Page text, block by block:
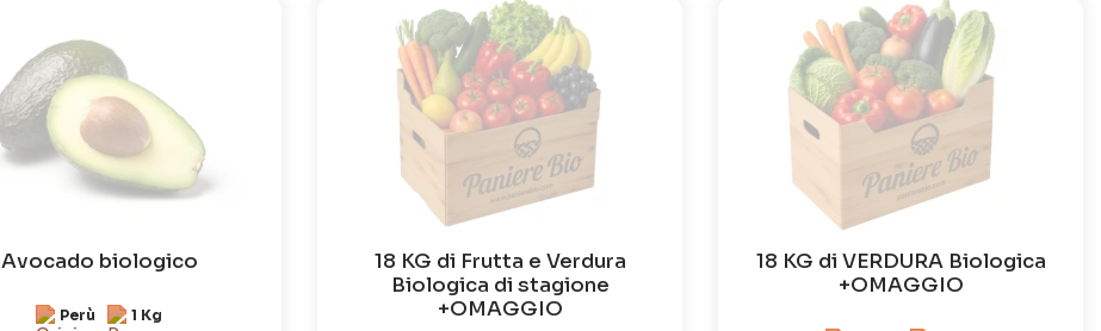
Avocado biologico
Perù 1 Kg
18 KG di Frutta e Verdura
Biologica di stagione
+OMAGGIO
18 KG di VERDURA Biologica
+OMAGGIO